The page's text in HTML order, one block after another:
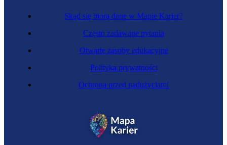
Skąd się biorą dane w Mapie Karier?
Często zadawane pytania
Otwarte zasoby edukacyjne
Polityka prywatności
Ochrona przed nadużyciami